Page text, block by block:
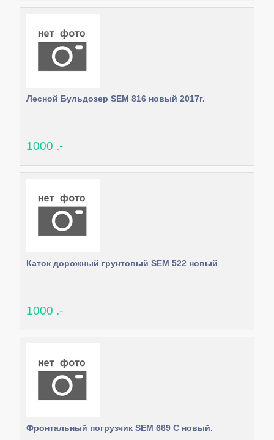
Лесной Бульдозер SEM 816 новый 2017г.
1000 .-
Каток дорожный грунтовый SEM 522 новый
1000 .-
Фронтальный погрузчик SEM 669 C новый.